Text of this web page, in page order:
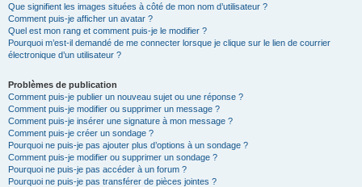
Que signifient les images situées à côté de mon nom d’utilisateur ?
Comment puis-je afficher un avatar ?
Quel est mon rang et comment puis-je le modifier ?
Pourquoi m’est-il demandé de me connecter lorsque je clique sur le lien de courrier
électronique d’un utilisateur ?
Problèmes de publication
Comment puis-je publier un nouveau sujet ou une réponse ?
Comment puis-je modifier ou supprimer un message ?
Comment puis-je insérer une signature à mon message ?
Comment puis-je créer un sondage ?
Pourquoi ne puis-je pas ajouter plus d’options à un sondage ?
Comment puis-je modifier ou supprimer un sondage ?
Pourquoi ne puis-je pas accéder à un forum ?
Pourquoi ne puis-je pas transférer de pièces jointes ?